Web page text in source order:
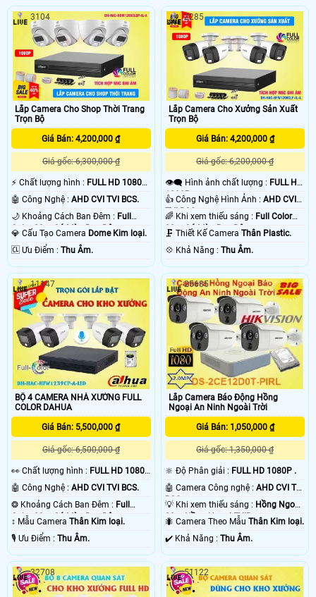
Lắp Camera Cho Shop Thời Trang
Trọn Bộ
Giá Bán: 4,200,000 ₫
Giá gốc: 6,300,000 ₫
️⚡ Chất lượng hình : FULL HD 1080P
🤖️ Công Nghệ : AHD CVI TVI BCS.
🌙 Khoảng Cách Ban Đêm : Full
Color 20m Có Màu Ban Ðêm.
💎 Cấu Tạo Camera Dome Kim loại.
️🆑 Ưu Điểm : Thu Âm.
3104
Lắp Camera Cho Xưởng Sản Xuất
Trọn Bộ
Giá Bán: 4,200,000 ₫
Giá gốc: 6,200,000 ₫
👁️‍🗨 Hình ảnh chất lượng : FULL HD
1080P .
👍 Công Nghệ Hình Ảnh :AHD CVI
TVI BCS.
🌈 Khi xem thiếu sáng : Full Color
20m Có Màu Ban Ðêm.
🗜️ Thiết Kế CameraThân Plastic.
️💠 Khả Năng :Thu Âm.
2285
BỘ 4 CAMERA NHÀ XƯỞNG FULL
COLOR DAHUA
Giá Bán: 5,500,000 ₫
Giá gốc: 6,500,000 ₫
️👀 Chất lượng hình : FULL HD 1080P
.
🤖️ Công Nghệ : AHD CVI TVI BCS.
❂ Khoảng Cách Ban Đêm : Full
Color 20m Có Màu Ban Ðêm.
↕️ Mẫu Camera Thân Kim loại.
️🎙 Ưu Điểm : Thu Âm.
11147
Lắp Camera Báo Động Hồng
Ngoại An Ninh Ngoài Trời
Giá Bán: 1,050,000 ₫
Giá gốc: 1,350,000 ₫
🔆 Độ Phân giải : FULL HD 1080P .
🤖️ Camera Công nghệ :AHD CVI TVI
BCS.
💡 Khi xem thiếu sáng : Hồng Ngoại
20m Hồng Ngoại EXIR.
🐜 Camera Theo MẫuThân Kim loại.
️✔️ Khả Năng :Thu Âm.
25685
32708 51122